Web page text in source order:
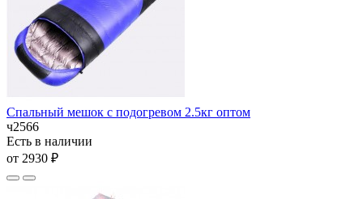
Спальный мешок с подогревом 2.5кг оптом
ч2566
Есть в наличии
от 2930 ₽